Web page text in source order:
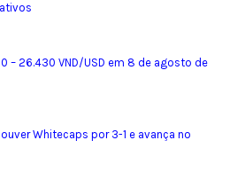
– 26.430 VND/USD em 8 de agosto de
Whitecaps por 3-1 e avança no